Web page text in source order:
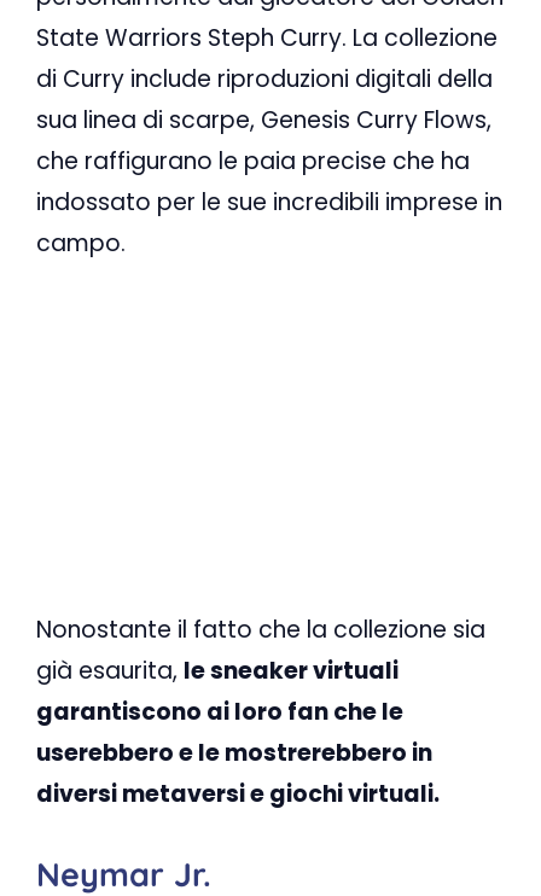
State Warriors Steph Curry. La collezione
di Curry include riproduzioni digitali della
sua linea di scarpe, Genesis Curry Flows,
che raffigurano le paia precise che ha
indossato per le sue incredibili imprese in
campo.
Nonostante il fatto che la collezione sia
già esaurita, le sneaker virtuali
garantiscono ai loro fan che le
userebbero e le mostrerebbero in
diversi metaversi e giochi virtuali.
Neymar Jr.